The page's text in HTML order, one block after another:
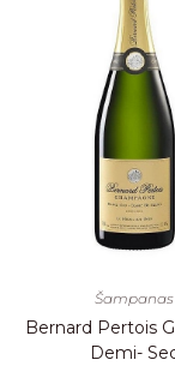
Šampanas
Bernard Pertois
Demi-